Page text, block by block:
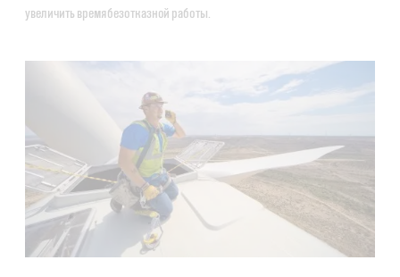
увеличить время безотказной работы.